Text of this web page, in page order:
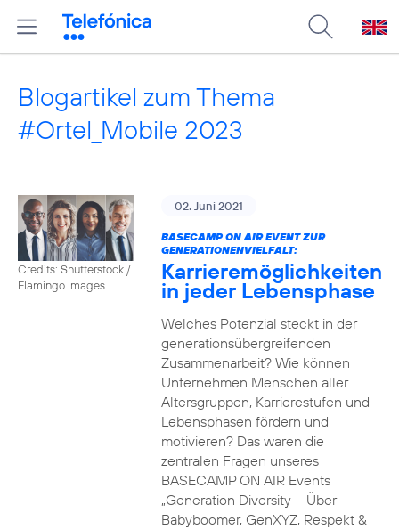
Blogartikel zum Thema
#Ortel_Mobile 2023
Credits: Shutterstock /
Flamingo Images
02. Juni 2021
BASECAMP ON AIR EVENT ZUR
GENERATIONENVIELFALT:
Karrieremöglichkeiten
in jeder Lebensphase
Welches Potenzial steckt in der
generationsübergreifenden
Zusammenarbeit? Wie können
Unternehmen Menschen aller
Altersgruppen, Karrierestufen und
Lebensphasen fördern und
motivieren? Das waren die
zentralen Fragen unseres
BASECAMP ON AIR Events
„Generation Diversity – Über
Babyboomer, GenXYZ, Respekt &